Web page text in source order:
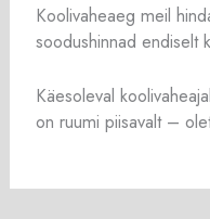
Koolivaheaeg meil
soodushinnad endiselt
Käesoleval
on ruumi piisavalt –